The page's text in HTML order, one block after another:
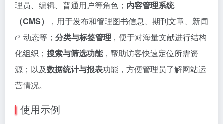
理员、编辑、普通用户等角色； 内容管理系统
（CMS）
，用于发布和管理图书信息、期刊文章、 新闻
动态等； 分类与标签管理 ，便于对海量文献进行结构
化组织； 搜索与筛选功能，帮助访客快速定位所需资
源；以及数据统计与报表功能，方便管理员了解网站运
营情况。
使用示例